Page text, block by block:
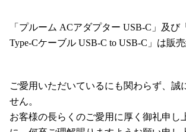
「プルーム ACアダプター USB-C」及び
Type-Cケーブル USB-C to USB-C」は販
ご愛用いただいているにも関わらず、誠
せん。
お客様の長らくのご愛用に厚く御礼申し